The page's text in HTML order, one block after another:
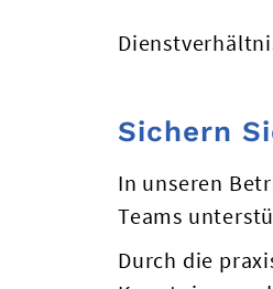
Sichern
In unseren
Teams
Durch die